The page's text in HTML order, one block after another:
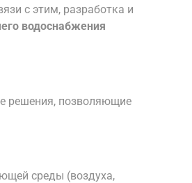
с этим, разработка и
водоснабжения
решения, позволяющие
среды (воздуха,